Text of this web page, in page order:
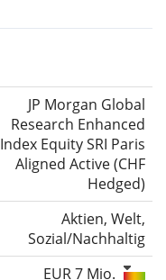
JP Morgan Global
Research Enhanced
Index Equity SRI Paris
Aligned Active (CHF
Hedged)
Aktien, Welt,
Sozial/Nachhaltig
EUR 7 Mio.